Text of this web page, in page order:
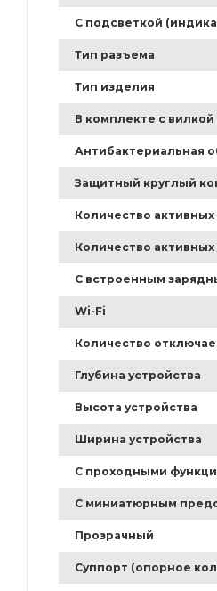
С подсветкой
Тип разъема
Тип изделия
В комплекте с
Антибактериальная
Защитный круглый
Количество
Количество
С встроенным
Wi-Fi
Количество
Глубина устройства
Высота устройства
Ширина устройства
С проходными
С миниатюрным
Прозрачный
Суппорт (опорное